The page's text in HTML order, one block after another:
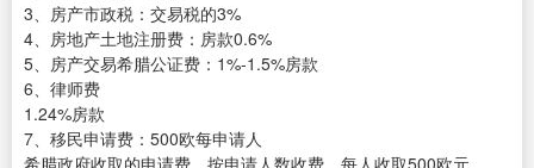
3、房产市政税：交易税的3%
4、房地产土地注册费：房款0.6%
5、房产交易希腊公证费：1%-1.5%房款
6、律师费
1.24%房款
7、移民申请费：500欧每申请人